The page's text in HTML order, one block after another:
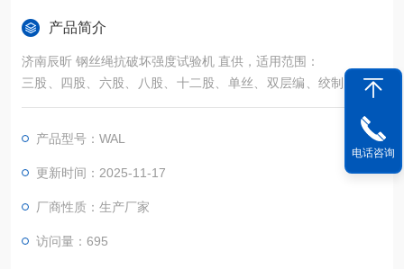
产品简介
济南辰昕 钢丝绳抗破坏强度试验机 直供，适用范围：
三股、四股、六股、八股、十二股、单丝、双层编、绞制、人造
纤维绳索、天然纤维绳索、高强锦纶、高强丙纶、涤纶加丙纶、
船用缆绳（远洋运输、渔业捕捞、港口装卸、电力系绳、石油勘
探 装卸吊网、成组吊网、场地货物罩网、船舶护栏网、舷梯
网）、救生绳索、低弹力撑子绳索、尼龙单丝六股（锦纶复丝
丝/双层编编织
产品型号：WAL
更新时间：2025-11-17
厂商性质：生产厂家
访问量：695
电话咨询